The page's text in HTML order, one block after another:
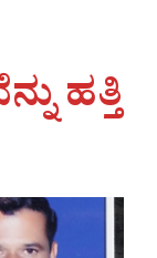
ಹತ್ತಿ